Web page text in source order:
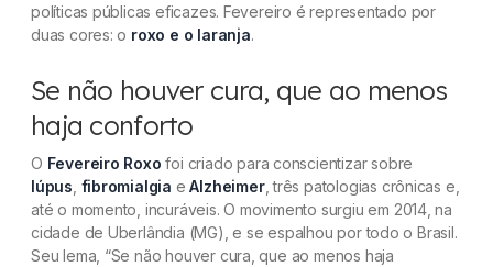
Se não houver cura, que ao menos haja conforto
dores crônicas
para o tratamento de doenças crônicas?
Fevereiro Laranja: A cannabis medicinal no
tratamento da leucemia
políticas públicas eficazes. Fevereiro é representado por
duas cores: o roxo e o laranja.
Se não houver cura, que ao menos
haja conforto
O Fevereiro Roxo foi criado para conscientizar sobre
lúpus fibromialgia eAlzheimer, três patologias crônicas e,
até o momento, incuráveis. O movimento surgiu em 2014, na
cidade de Uberlândia (MG), e se espalhou por todo o Brasil.
Seu lema, “Se não houver cura, que ao menos haja